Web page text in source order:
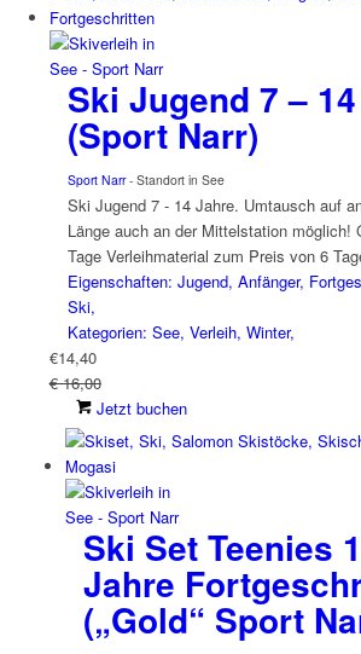
Ski Jugend 7 –
(Sport Narr)
Sport Narr- Standort in See
Ski Jugend 7 - 14 Jahre. Umtausch auf
Länge auch an der Mittelstation möglich!
Tage Verleihmaterial zum Preis von 6
Eigenschaften: Jugend, Anfänger,
Ski,
Kategorien: See, Verleih, Winter,
€14,40
€ 16,00
Jetzt buchen
Ski Set Teenies
Jahre
(„Gold“ Sport